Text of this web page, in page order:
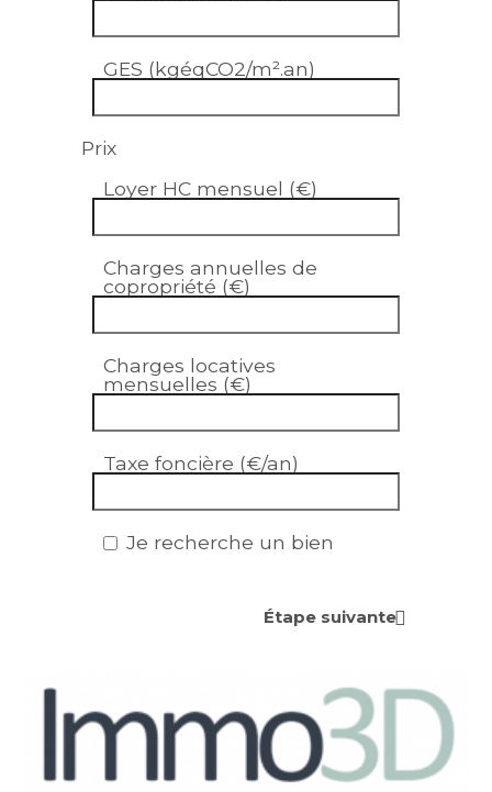
GES (kgéqCO2/m².an)
Prix
Loyer HC mensuel (€)
Charges annuelles de
copropriété (€)
Charges locatives
mensuelles (€)
Taxe foncière (€/an)
Je recherche un bien
Étape suivante